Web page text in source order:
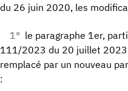
du 26 juin 2020, les
1° le paragraphe 1er,
111/2023 du 20 juillet
remplacé par un nouveau
: